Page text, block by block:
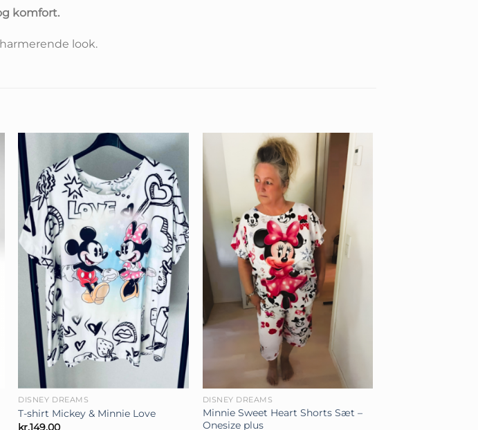
komfort.
look.
+
DISNEY DREAMS
T-shirt Mickey & Minnie Love
kr.149,00
DISNEY DREAMS
Minnie Sweet Heart Shorts Sæt –
Onesize plus